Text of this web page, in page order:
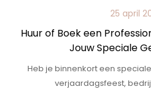
25 april
Huur of Boek een
Jouw Speciale
Heb je binnenkort een
verjaardagsfeest,